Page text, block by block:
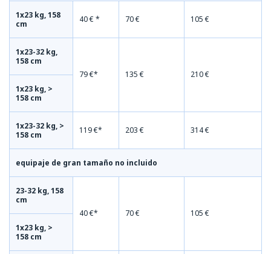
1x23 kg, 158
cm
40 € * 70 € 105 €
1x23-32 kg,
158 cm
79 €*
135 €
210 €
1x23 kg, >
158 cm
1x23-32 kg, >
158 cm
119 €* 203 € 314 €
equipaje de gran tamaño no incluido
23-32 kg, 158
cm
40 €*
70 €
105 €
1x23 kg, >
158 cm